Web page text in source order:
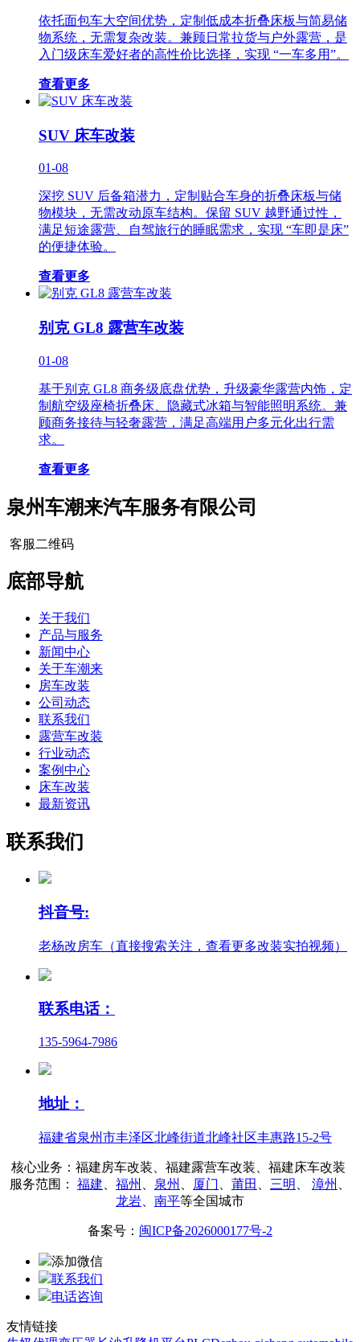
依托面包车大空间优势，定制低成本折叠床板与简易储
物系统，无需复杂改装。兼顾日常拉货与户外露营，是
入门级床车爱好者的高性价比选择，实现 “一车多用”。
查看更多
SUV 床车改装
01-08
深挖 SUV 后备箱潜力，定制贴合车身的折叠床板与储
物模块，无需改动原车结构。保留 SUV 越野通过性，
满足短途露营、自驾旅行的睡眠需求，实现 “车即是床”
的便捷体验。
查看更多
别克 GL8 露营车改装
01-08
基于别克 GL8 商务级底盘优势，升级豪华露营内饰，定
制航空级座椅折叠床、隐藏式冰箱与智能照明系统。兼
顾商务接待与轻奢露营，满足高端用户多元化出行需
求。
查看更多
泉州车潮来汽车服务有限公司
客服二维码
底部导航
关于我们
产品与服务
新闻中心
关于车潮来
房车改装
公司动态
联系我们
露营车改装
行业动态
案例中心
床车改装
最新资讯
联系我们
抖音号:
老杨改房车（直接搜索关注，查看更多改装实拍视频）
联系电话：
135-5964-7986
地址：
福建省泉州市丰泽区北峰街道北峰社区丰惠路15-2号
核心业务：福建房车改装、福建露营车改装、福建床车改装
服务范围： 福建 福州 泉州 厦门 莆田 三明 漳州
龙岩
南平等全国城市
备案号： 闽ICP备2026000177号-2
添加微信
联系我们
电话咨询
友情链接